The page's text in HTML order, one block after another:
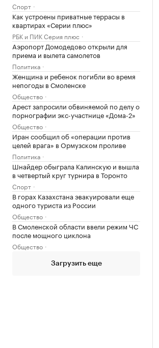
Спорт
Как устроены приватные террасы в
квартирах «Серии плюс»
РБК и ПИК Серия плюс
Аэропорт Домодедово открыли для
приема и вылета самолетов
Политика
Женщина и ребенок погибли во время
непогоды в Смоленске
Общество
Арест запросили обвиняемой по делу о
порнографии экс-участнице «Дома-2»
Общество
Иран сообщил об «операции против
целей врага» в Ормузском проливе
Политика
Шнайдер обыграла Калинскую и вышла
в четвертый круг турнира в Торонто
Спорт
В горах Казахстана эвакуировали еще
одного туриста из России
Общество
В Смоленской области ввели режим ЧС
после мощного циклона
Общество
Загрузить еще